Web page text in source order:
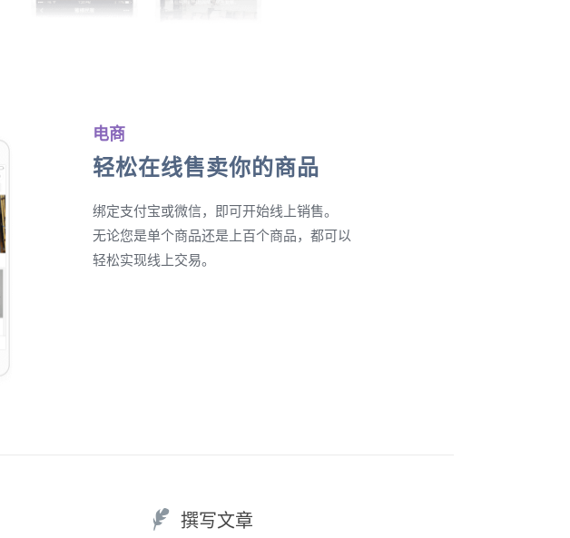
电商
轻松在线售卖你的商品
绑定支付宝或微信，即可开始线上销售。
无论您是单个商品还是上百个商品，都可以
轻松实现线上交易。
撰写文章